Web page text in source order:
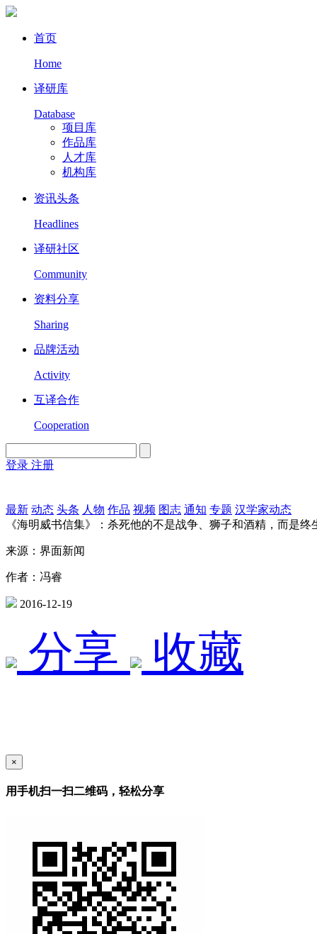
首页
Home
译研库
Database
项目库
作品库
人才库
机构库
资讯头条
Headlines
译研社区
Community
资料分享
Sharing
品牌活动
Activity
互译合作
Cooperation
登录 注册
最新 动态 头条 人物 作品 视频 图志 通知 专题 汉学家动态
《海明威书信集》：杀死他的不是战争、狮子和酒精，而是终
来源：界面新闻
作者：冯睿
2016-12-19
分享 收藏
×
用手机扫一扫二维码，轻松分享